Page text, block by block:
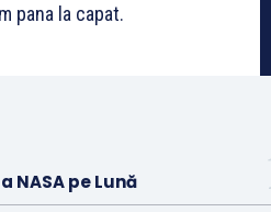
pana la capat.
NASA pe Lună